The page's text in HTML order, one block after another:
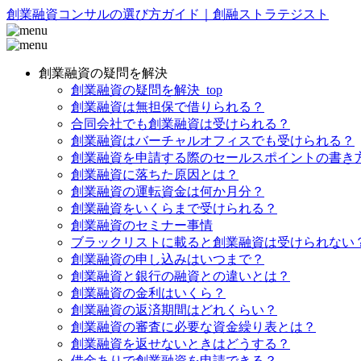
創業融資コンサルの選び方ガイド｜創融ストラテジスト
創業融資の疑問を解決
創業融資の疑問を解決_top
創業融資は無担保で借りられる？
合同会社でも創業融資は受けられる？
創業融資はバーチャルオフィスでも受けられる？
創業融資を申請する際のセールスポイントの書き
創業融資に落ちた原因とは？
創業融資の運転資金は何か月分？
創業融資をいくらまで受けられる？
創業融資のセミナー事情
ブラックリストに載ると創業融資は受けられない
創業融資の申し込みはいつまで？
創業融資と銀行の融資との違いとは？
創業融資の金利はいくら？
創業融資の返済期間はどれくらい？
創業融資の審査に必要な資金繰り表とは？
創業融資を返せないときはどうする？